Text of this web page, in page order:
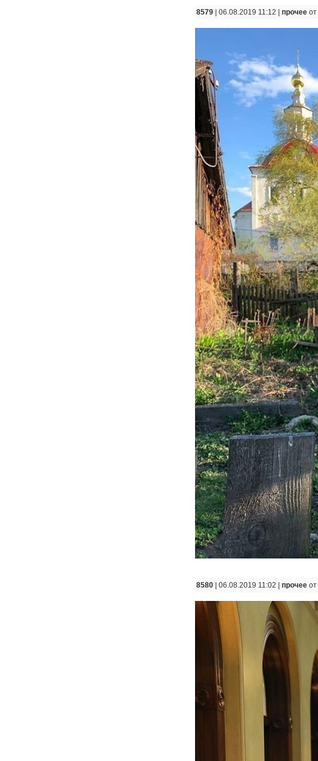
8579 | 06.08.2019 11:12 | прочее от
8580 | 06.08.2019 11:02 | прочее от